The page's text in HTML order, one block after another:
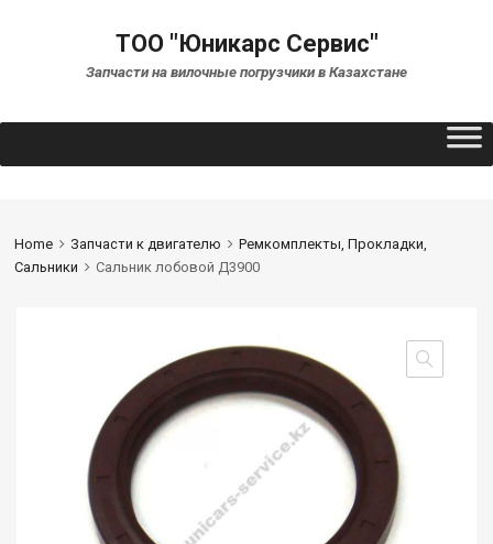
ТОО "Юникарс Сервис"
Запчасти на вилочные погрузчики в Казахстане
Home Запчасти к двигателю
Ремкомплекты, Прокладки,
Сальники
Сальник лобовой Д3900